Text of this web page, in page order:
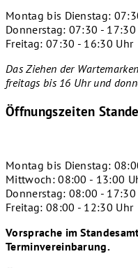
Montag bis Dienstag:
Donnerstag: 07:30 - 17:30
Freitag: 07:30 - 16:30 Uhr
Das Ziehen der
freitags bis 16 Uhr und
Öffnungszeiten
Montag bis Dienstag:
Mittwoch: 08:00 - 13:00
Donnerstag: 08:00 - 17:30
Freitag: 08:00 - 12:30 Uhr
Vorsprache im
Terminvereinbarung.